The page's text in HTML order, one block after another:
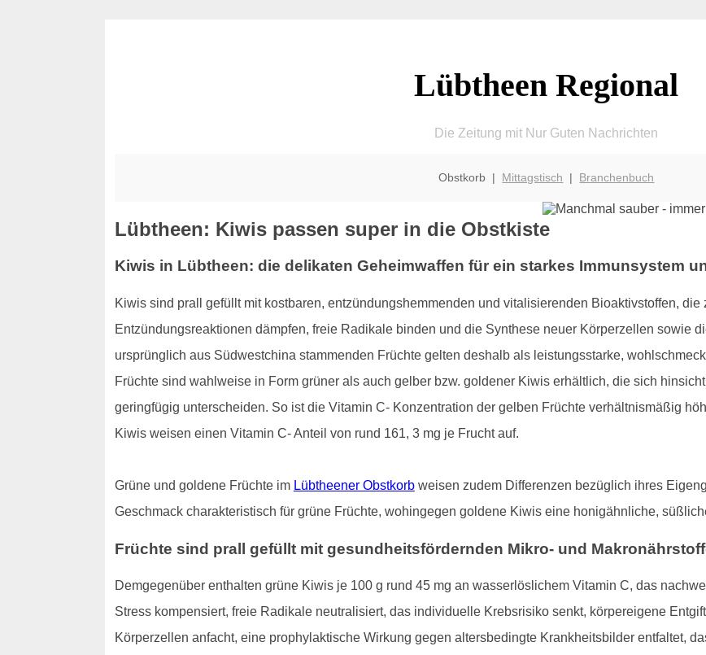
Lübtheen Regional
Die Zeitung mit Nur Guten Nachrichten
Obstkorb | Mittagstisch | Branchenbuch
Lübtheen: Kiwis passen super in die Obstkiste
Kiwis in Lübtheen: die delikaten Geheimwaffen für ein starkes Immunsystem
Kiwis sind prall gefüllt mit kostbaren, entzündungshemmenden und vitalisierenden Bioaktivstoffen,
Entzündungsreaktionen dämpfen, freie Radikale binden und die Synthese neuer Körperzellen sowie
ursprünglich aus Südwestchina stammenden Früchte gelten deshalb als leistungsstarke,
Früchte sind wahlweise in Form grüner als auch gelber bzw. goldener Kiwis erhältlich, die sich
geringfügig unterscheiden. So ist die Vitamin C- Konzentration der gelben Früchte verhältnismäßig
Kiwis weisen einen Vitamin C- Anteil von rund 161, 3 mg je Frucht auf.
Grüne und goldene Früchte im Lübtheener Obstkorbweisen zudem Differenzen bezüglich ihres
Geschmack charakteristisch für grüne Früchte, wohingegen goldene Kiwis eine honigähnliche,
Früchte sind prall gefüllt mit gesundheitsfördernden Mikro- und
Demgegenüber enthalten grüne Kiwis je 100 g rund 45 mg an wasserlöslichem Vitamin C, das
Stress kompensiert, freie Radikale neutralisiert, das individuelle Krebsrisiko senkt, körpereigene
Körperzellen anfacht, eine prophylaktische Wirkung gegen altersbedingte Krankheitsbilder entfaltet,